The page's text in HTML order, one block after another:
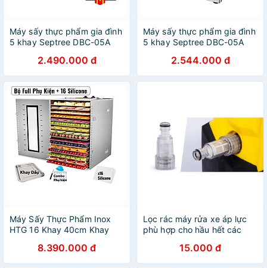
Máy sấy thực phẩm gia đình
5 khay Septree DBC-05A
hàng chính hãng
2.490.000 đ
Máy sấy thực phẩm gia đình
5 khay Septree DBC-05A
hàng chính hãng
2.544.000 đ
Máy Sấy Thực Phẩm Inox
HTG 16 Khay 40cm Khay
Chống Rơi, Hàng Chính
Hãng
8.390.000 đ
Lọc rác máy rửa xe áp lực
phù hợp cho hầu hết các
15.000 đ